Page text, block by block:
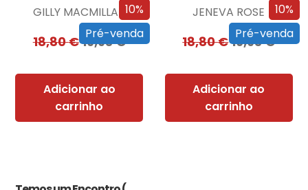
10%
Pré-venda
GILLY MACMILLAN
18,80€16,93€
Adicionar ao
carrinho
10%
Pré-venda
JENEVA ROSE
18,80€16,93€
Adicionar ao
carrinho